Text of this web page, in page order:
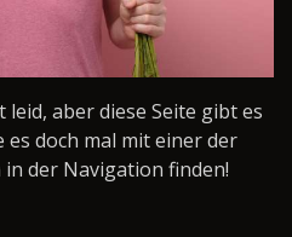
aber diese Seite gibt es
es doch mal mit einer der
der Navigation finden!